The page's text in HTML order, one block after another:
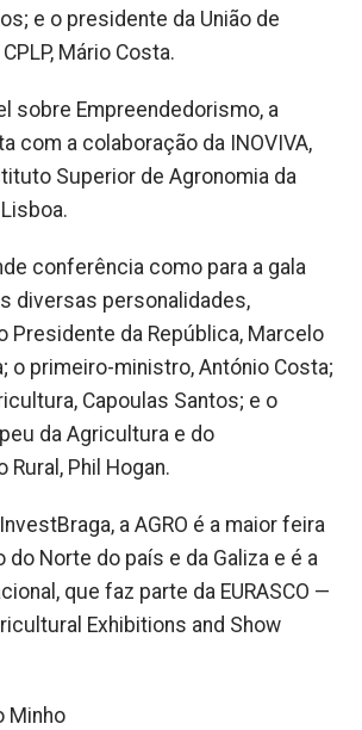
e o presidente da União de
Mário Costa.
sobre Empreendedorismo, a
com a colaboração da INOVIVA,
Superior de Agronomia da
conferência como para a gala
diversas personalidades,
Presidente da República, Marcelo
o primeiro-ministro, António Costa;
Capoulas Santos; e o
da Agricultura e do
Phil Hogan.
a AGRO é a maior feira
Norte do país e da Galiza e é a
que faz parte da EURASCO —
Exhibitions and Show
Minho